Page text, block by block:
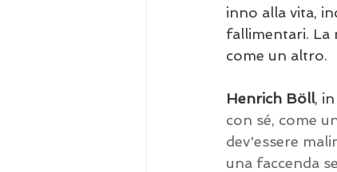
inno alla vita,
fallimentari. La
come un altro.
Henrich Böll, in
con sé, come
dev'essere
una faccenda